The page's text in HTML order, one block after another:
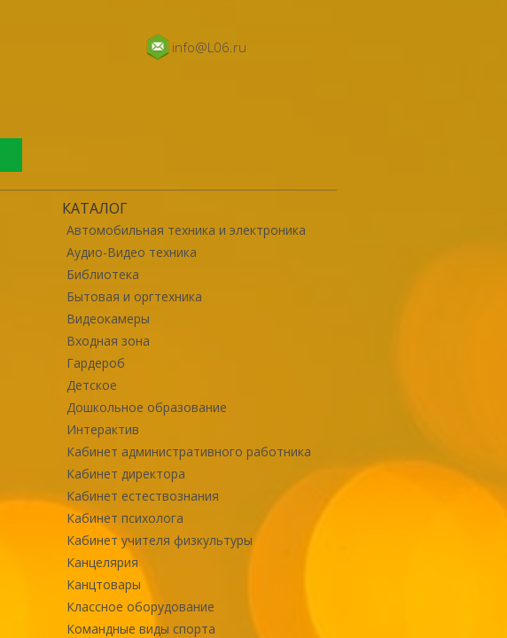
info@L06.ru
КАТАЛОГ
Автомобильная техника и электроника
Аудио-Видео техника
Библиотека
Бытовая и оргтехника
Видеокамеры
Входная зона
Гардероб
Детское
Дошкольное образование
Интерактив
Кабинет административного работника
Кабинет директора
Кабинет естествознания
Кабинет психолога
Кабинет учителя физкультуры
Канцелярия
Канцтовары
Классное оборудование
Командные виды спорта